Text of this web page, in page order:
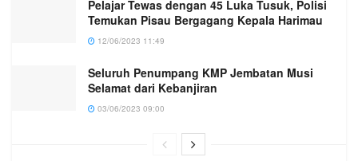
Pelajar Tewas dengan 45 Luka Tusuk, Polisi
Temukan Pisau Bergagang Kepala Harimau
12/06/2023 11:49
Seluruh Penumpang KMP Jembatan Musi
Selamat dari Kebanjiran
03/06/2023 09:00